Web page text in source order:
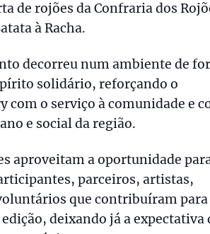
de rojões da Confraria dos
à Racha.
decorreu num ambiente de
solidário, reforçando o
com o serviço à comunidade e
e social da região.
aproveitam a oportunidade
parceiros, artistas,
que contribuíram para
deixando já a expectativa